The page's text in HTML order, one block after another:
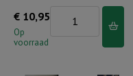
€ 10,95
Op
voorraad